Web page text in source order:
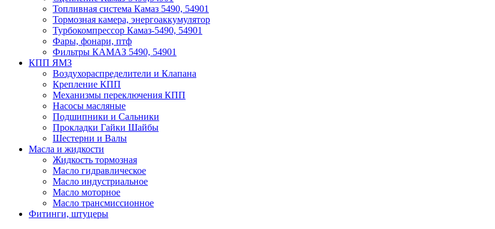
Топливная система Камаз 5490, 54901
Тормозная камера, энергоаккумулятор
Турбокомпрессор Камаз-5490, 54901
Фары, фонари, птф
Фильтры КАМАЗ 5490, 54901
КПП ЯМЗ
Воздухораспределители и Клапана
Крепление КПП
Механизмы переключения КПП
Насосы масляные
Подшипники и Сальники
Прокладки Гайки Шайбы
Шестерни и Валы
Масла и жидкости
Жидкость тормозная
Масло гидравлическое
Масло индустриальное
Масло моторное
Масло трансмиссионное
Фитинги, штуцеры